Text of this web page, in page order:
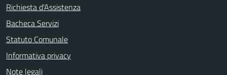
Richiesta d'Assistenza
Bacheca Servizi
Statuto Comunale
Informativa privacy
Note legali